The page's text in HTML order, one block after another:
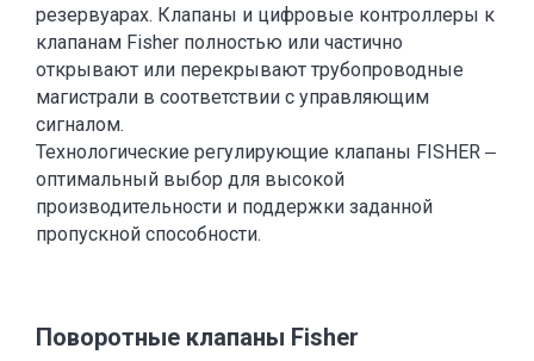
резервуарах. Клапаны и цифровые контроллеры к
клапанам Fisher полностью или частично
открывают или перекрывают трубопроводные
магистрали в соответствии с управляющим
сигналом.
Технологические регулирующие клапаны FISHER ‒
оптимальный выбор для высокой
производительности и поддержки заданной
пропускной способности.
Поворотные клапаны Fisher